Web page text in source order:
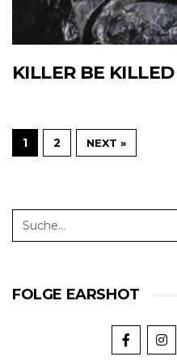
KILLER BE
1 2 NEXT »
FOLGE EARSHOT